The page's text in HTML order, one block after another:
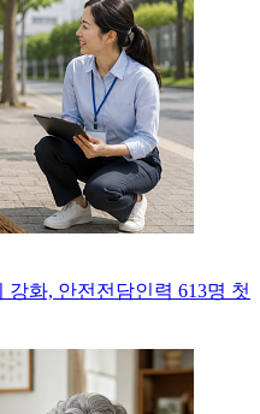
강화, 안전전담인력 613명 첫